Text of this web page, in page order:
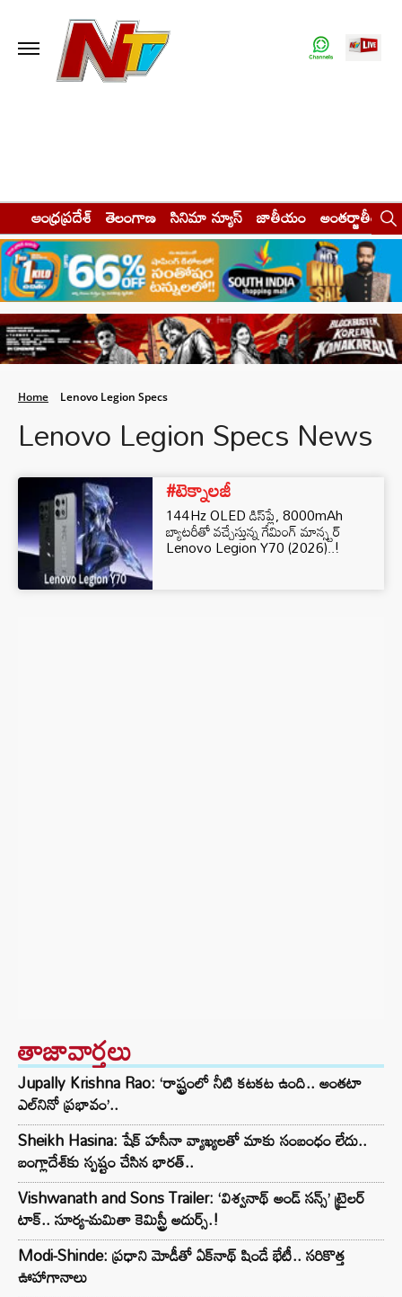
ఆంధ్రప్రదేశ్ తెలంగాణ సినిమా న్యూస్ జాతీయం అంతర్జాతీయం
Home Lenovo Legion Specs
Lenovo Legion Specs News
#టెక్నాలజీ
144Hz OLED డిస్‌ప్లే, 8000mAh
బ్యాటరీతో వచ్చేస్తున్న గేమింగ్ మాన్స్టర్
Lenovo Legion Y70 (2026)..!
తాజావార్తలు
Jupally Krishna Rao: ‘రాష్ట్రంలో నీటి కటకట ఉంది.. అంతటా
ఎల్‌నినో ప్రభావం’..
Sheikh Hasina: షేక్ హసీనా వ్యాఖ్యలతో మాకు సంబంధం లేదు..
బంగ్లాదేశ్‌కు స్పష్టం చేసిన భారత్..
Vishwanath and Sons Trailer: ‘విశ్వనాథ్ అండ్ సన్స్’ ట్రైలర్
టాక్.. సూర్య-మమితా కెమిస్ట్రీ అదుర్స్.!
Modi-Shinde: ప్రధాని మోడీతో ఏక్‌నాథ్ షిండే భేటీ.. సరికొత్త
ఊహాగానాలు